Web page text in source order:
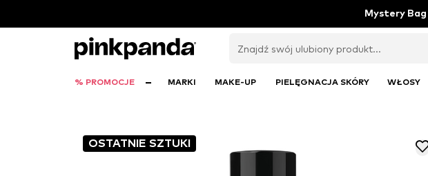
Mystery Bag
% PROMOCJE MARKI MAKE-UP PIELĘGNACJA SKÓRY WŁOSY
OSTATNIE SZTUKI